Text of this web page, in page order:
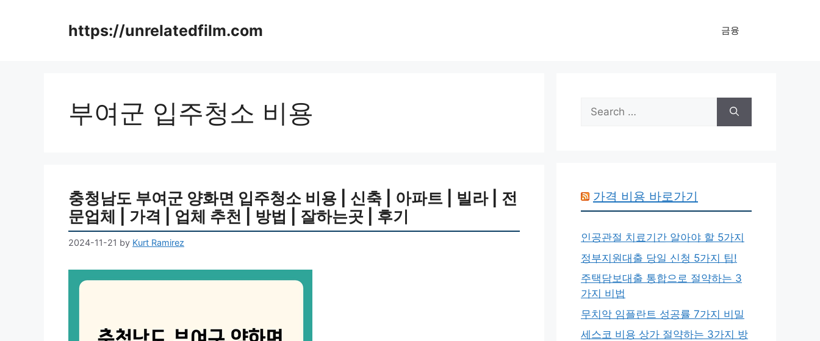
https://unrelatedfilm.com 금융
부여군 입주청소 비용
충청남도 부여군 양화면 입주청소 비용 | 신축 | 아파트 | 빌라 | 전
문업체 | 가격 | 업체 추천 | 방법 | 잘하는곳 | 후기
2024-11-21 by Kurt Ramirez
Search
for:
가격 비용 바로가기
인공관절 치료기간 알아야 할 5가지
정부지원대출 당일 신청 5가지 팁!
주택담보대출 통합으로 절약하는 3
가지 비법
무치악 임플란트 성공률 7가지 비밀
세스코 비용 상가 절약하는 3가지 방